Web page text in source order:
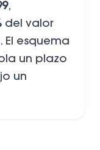
,
del valor
esquema
un plazo
un